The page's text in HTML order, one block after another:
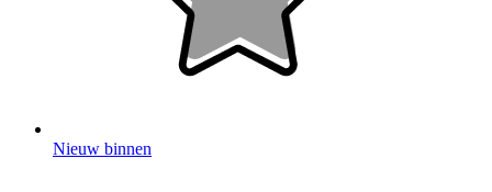
Nieuw binnen